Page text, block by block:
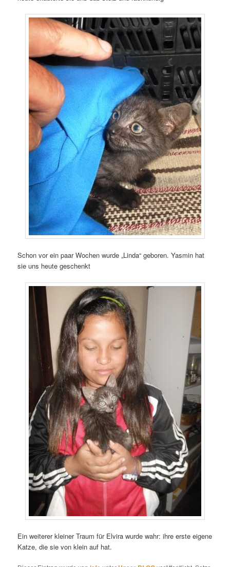
Schon vor ein paar Wochen wurde „Linda“ geboren. Yasmin hat
sie uns heute geschenkt
Ein weiterer kleiner Traum für Elvira wurde wahr: ihre erste eigene
Katze, die sie von klein auf hat.